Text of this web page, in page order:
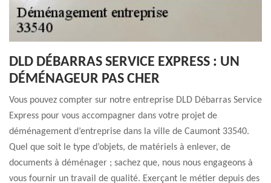
DLD DÉBARRAS SERVICE EXPRESS : UN
DÉMÉNAGEUR PAS CHER
Vous pouvez compter sur notre entreprise DLD Débarras Service
Express pour vous accompagner dans votre projet de
déménagement d’entreprise dans la ville de Caumont 33540.
Quel que soit le type d’objets, de matériels à enlever, de
documents à déménager ; sachez que, nous nous engageons à
vous fournir un travail de qualité. Exerçant le métier depuis des